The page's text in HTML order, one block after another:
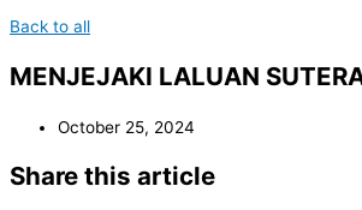
Back to all
MENJEJAKI LALUAN
October 25, 2024
Share this article